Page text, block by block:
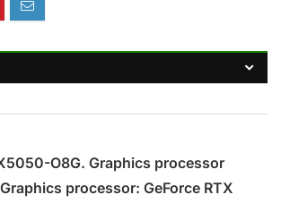
O8G. Graphics processor
processor: GeForce RTX